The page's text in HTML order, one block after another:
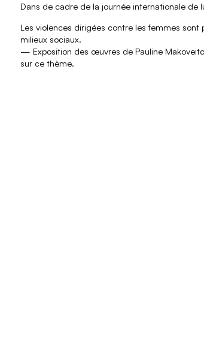
Dans de cadre de la journée internationale
Les violences dirigées contre les femmes
milieux sociaux.
— Exposition des œuvres de Pauline
sur ce thème.